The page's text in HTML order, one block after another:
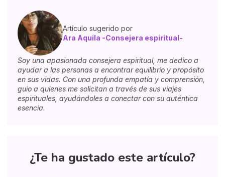
Artículo sugerido por
Ara Aquila -Consejera espiritual-
Soy una apasionada consejera espiritual, me dedico a
ayudar a las personas a encontrar equilibrio y propósito
en sus vidas. Con una profunda empatía y comprensión,
guio a quienes me solicitan a través de sus viajes
espirituales, ayudándoles a conectar con su auténtica
esencia.
¿Te ha gustado este artículo?